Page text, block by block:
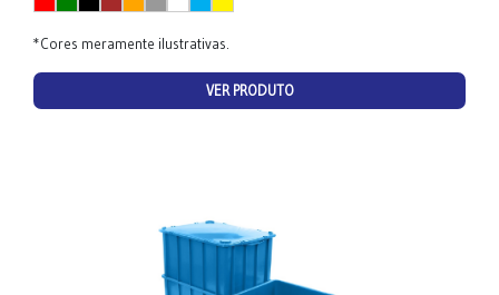
*Cores meramente ilustrativas.
VER PRODUTO